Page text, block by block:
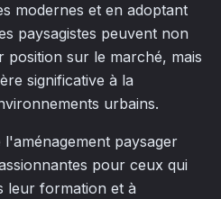
modernes et en adoptant
paysagistes peuvent non
sur le marché, mais
significative à la
urbains.
paysager
pour ceux qui
leur formation et à